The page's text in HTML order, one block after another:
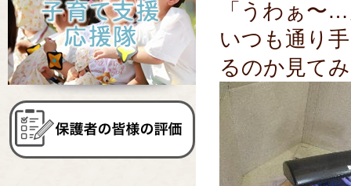
「うわぁ〜
いつも通り
るのか見て